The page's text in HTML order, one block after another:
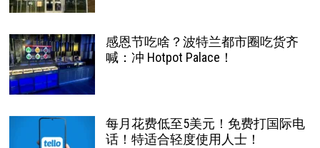
感恩节吃啥？波特兰都市圈吃货齐
喊：冲 Hotpot Palace！
每月花费低至5美元！免费打国际电
话！特适合轻度使用人士！